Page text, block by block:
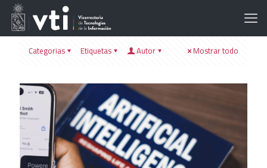
Categorias Etiquetas Autor Mostrar todo